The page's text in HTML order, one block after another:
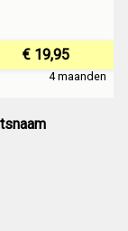
€ 19,95
4 maanden